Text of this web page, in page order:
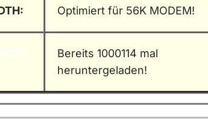
Optimiert für 56K MODEM!
Bereits 1000114 mal
heruntergeladen!